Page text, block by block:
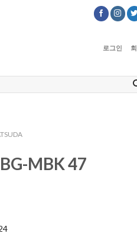
로그인
MBK 47